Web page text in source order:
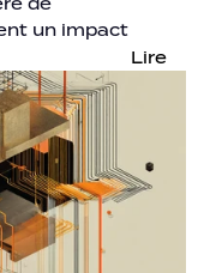
de
un impact
Lire